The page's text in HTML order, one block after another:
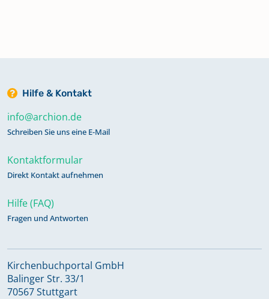
Hilfe & Kontakt
info@archion.de
Schreiben Sie uns eine E-Mail
Kontaktformular
Direkt Kontakt aufnehmen
Hilfe (FAQ)
Fragen und Antworten
Kirchenbuchportal GmbH
Balinger Str. 33/1
70567 Stuttgart